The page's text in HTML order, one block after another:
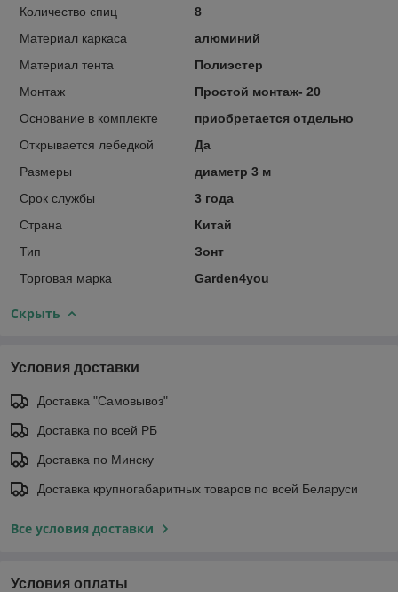
Количество спиц
8
Материал каркаса
алюминий
Материал тента
Полиэстер
Монтаж
Простой монтаж- 20
Основание в комплекте
приобретается отдельно
Открывается лебедкой
Да
Размеры
диаметр 3 м
Срок службы
3 года
Страна
Китай
Тип
Зонт
Торговая марка
Garden4you
Скрыть
Условия доставки
Доставка "Самовывоз"
Доставка по всей РБ
Доставка по Минску
Доставка крупногабаритных товаров по всей Беларуси
Все условия доставки
Условия оплаты